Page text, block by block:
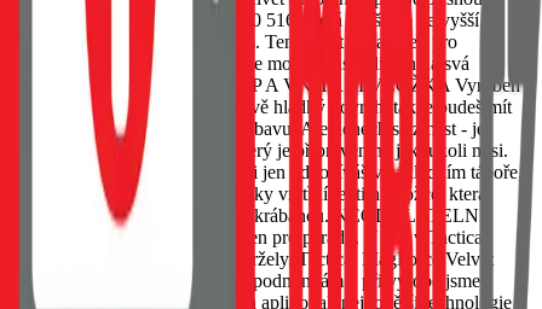
vojenskou normu MIL-STD-810 516, která zajišťuje nejvyšší
odolnost proti nárazům a pádům. Tento kryt je navržen pro
maximální ochranu tak, abyste se mohli soustředit jen na svá
každodenní dobrodružství. GRIP A VNITŘNÍ VLOŽKA Vyroben s
pečlivostí, tento kryt má sametově hladký povrch, takže budeš mít
pocit, jako bys držel měkkou výbavu. Ale nenech se zmást - je
vyrobený z tvrdého silikonu, který je připraven na jakoukoli misi.
Ať už jsi uprostřed akce, nebo si jen odpočíváš v základním táboře,
tento kryt ochrání tvůj telefon díky vnitřní textilní vložce, která
udržuje zadní část zařízení bez škrábanců. NEODOLATELNĚ
ODOLNÝ Tento kousek není jen pro parádu. U nás v Tactical
dbáme na to, aby věci něco vydržely. Tactical MagForce Velvet
Smoothie byl podroben tvrdým podmínkám a při výrobě jsme
použili velice odolné materiály a aplikovali nejnovější technologie